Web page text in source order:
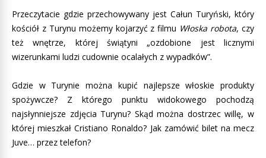
Przeczytacie gdzie przechowywany jest Całun Turyński, który
kościół z Turynu możemy kojarzyć z filmu Włoska robota, czy
też wnętrze, której świątyni „ozdobione jest licznymi
wizerunkami ludzi cudownie ocalałych z wypadków”.
Gdzie w Turynie można kupić najlepsze włoskie produkty
spożywcze? Z którego punktu widokowego pochodzą
najsłynniejsze zdjęcia Turynu? Skąd można dostrzec willę, w
której mieszkał Cristiano Ronaldo? Jak zamówić bilet na mecz
Juve… przez telefon?